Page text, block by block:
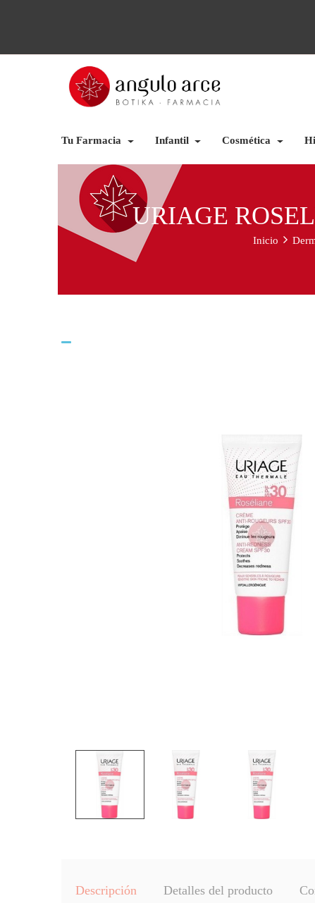
Tu Farmacia Infantil Cosmética
URIAGE
Inicio
Descripción Detalles del producto